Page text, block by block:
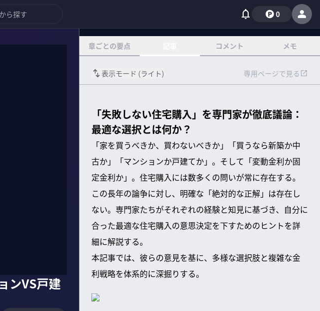
0
ンVS戸建
章ごとの要点 コメント メモ
表示モード (ライト) 専用ページで見る
「失敗しない住宅購入」を専門家が徹底議論：
最適な選択とは何か？
「家を買うべきか、買わないべきか」「買うなら新築か中
古か」「マンションか戸建てか」。そして「変動金利か固
定金利か」。住宅購入には数多くの問いが常に存在する。
この長年の論争に対し、明確な「絶対的な正解」は存在し
ない。専門家たちがそれぞれの経験と知見に基づき、自分に
合った最適な住宅購入の意思決定を下すためのヒントを詳
細に解説する。
本記事では、彼らの意見を基に、多様な選択肢と複雑な金
利戦略を体系的に深掘りする。